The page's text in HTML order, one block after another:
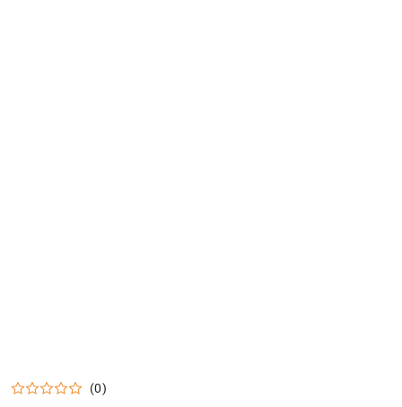
(0)